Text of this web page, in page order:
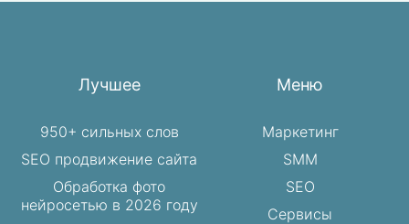
Лучшее
950+ сильных слов
SEO продвижение сайта
Обработка фото
нейросетью в 2026 году
Меню
Маркетинг
SMM
SEO
Сервисы